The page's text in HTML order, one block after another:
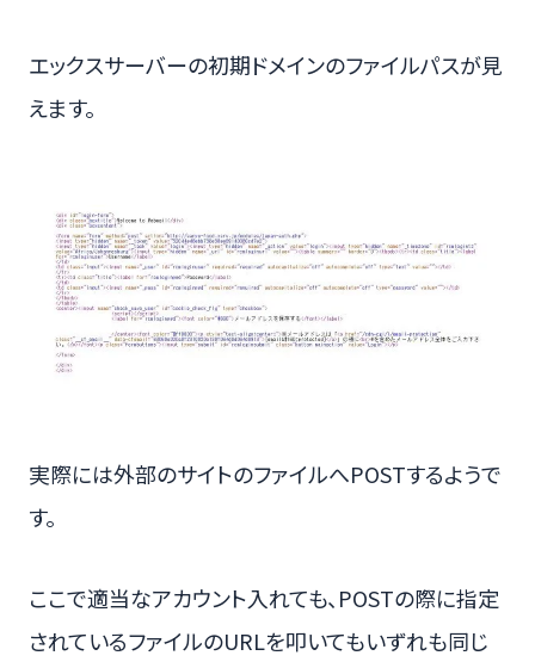
エックスサーバーの初期ドメインのファイルパスが見
えます。
実際には外部のサイトのファイルへPOSTするようで
す。
ここで適当なアカウント入れても、POSTの際に指定
されているファイルのURLを叩いてもいずれも同じ